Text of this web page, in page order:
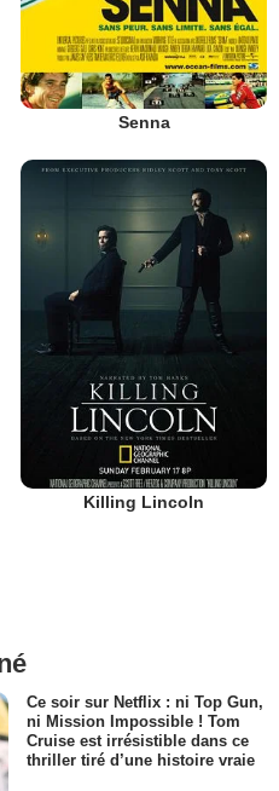
Senna
Killing Lincoln
Ce soir sur Netflix : ni Top Gun,
ni Mission Impossible ! Tom
Cruise est irrésistible dans ce
thriller tiré d’une histoire vraie